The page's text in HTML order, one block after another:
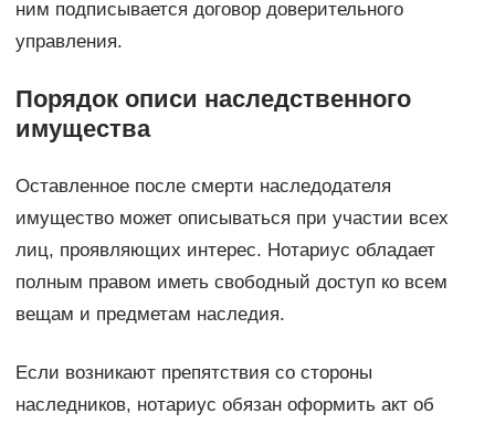
ним подписывается договор доверительного
управления.
Порядок описи наследственного
имущества
Оставленное после смерти наследодателя
имущество может описываться при участии всех
лиц, проявляющих интерес. Нотариус обладает
полным правом иметь свободный доступ ко всем
вещам и предметам наследия.
Если возникают препятствия со стороны
наследников, нотариус обязан оформить акт об